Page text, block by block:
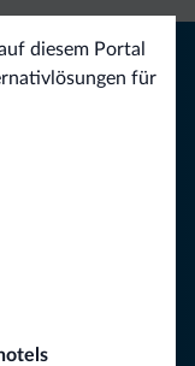
diesem Portal
für
auf
Angebote und